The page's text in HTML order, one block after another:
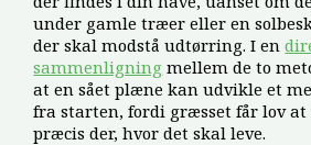
under gamle træer eller en
der skal modstå udtørring. I en
sammenligning mellem de to
at en sået plæne kan udvikle et
fra starten, fordi græsset får lov at
præcis der, hvor det skal leve.